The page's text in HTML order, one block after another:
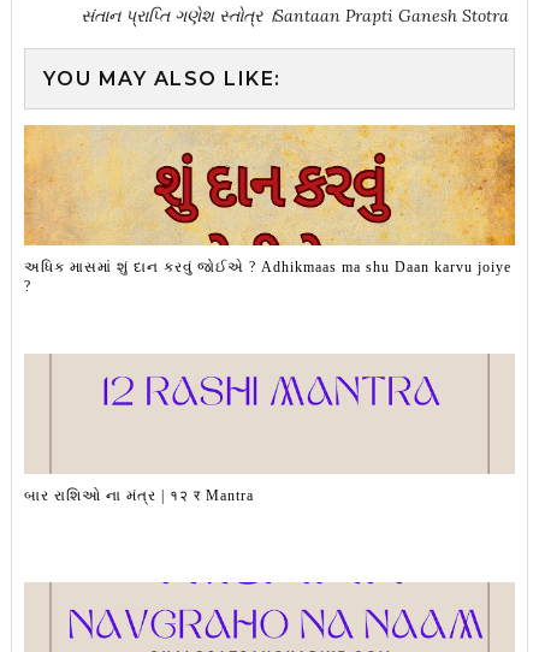
સંતાન પ્રાપ્તિ ગણેશ સ્તોત્ર ।Santaan Prapti Ganesh Stotra
YOU MAY ALSO LIKE:
અધિક માસમાં શું દાન કરવું જોઈએ ? Adhikmaas ma shu Daan karvu joiye
?
બાર રાશિઓ ના મંત્ર | १२ र Mantra